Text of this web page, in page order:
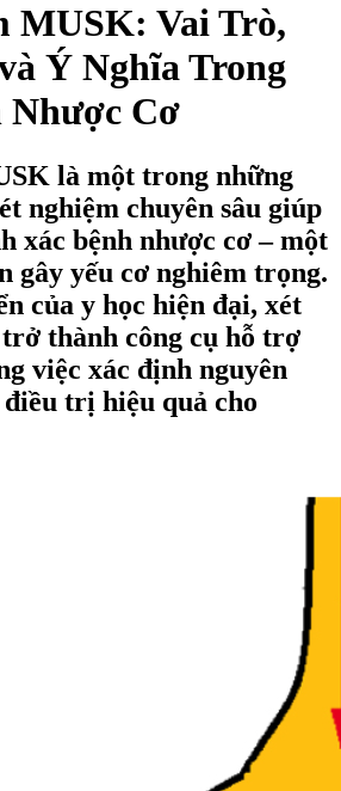
MUSK: Vai Trò,
Ý Nghĩa Trong
Nhược Cơ
là một trong những
nghiệm chuyên sâu giúp
xác bệnh nhược cơ – một
gây yếu cơ nghiêm trọng.
của y học hiện đại, xét
thành công cụ hỗ trợ
việc xác định nguyên
trị hiệu quả cho